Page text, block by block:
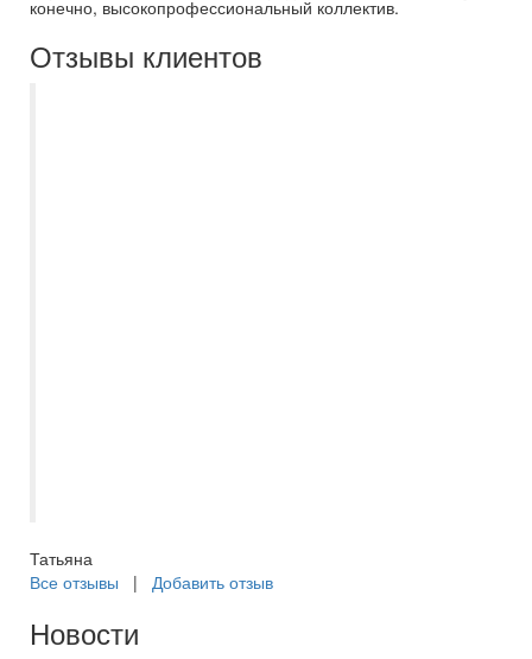
конечно, высокопрофессиональный коллектив.
Отзывы клиентов
Татьяна
Все отзывы | Добавить отзыв
Новости